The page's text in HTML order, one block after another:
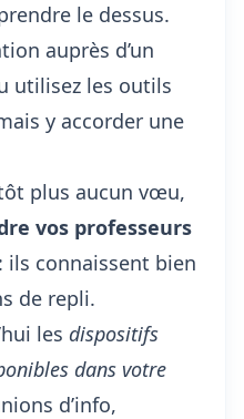
le dessus.
auprès d’un
utilisez les outils
y accorder une
plus aucun vœu,
vos professeurs
: ils connaissent bien
de repli.
les dispositifs
dans votre
d’info,